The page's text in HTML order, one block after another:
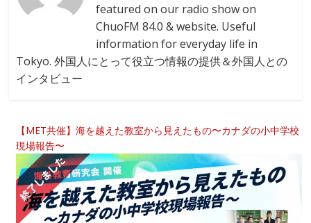
featured on our radio show on
ChuoFM 84.0 & website. Useful
information for everyday life in
Tokyo. 外国人にとって役立つ情報の提供＆外国人との
インタビュー
【MET共催】海を越えた教室から見えたもの〜カナダの小中学校
現場報告〜